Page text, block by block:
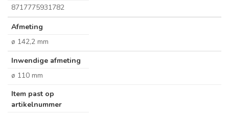
8717775931782
Afmeting
ø 142,2 mm
Inwendige afmeting
ø 110 mm
Item past op
artikelnummer